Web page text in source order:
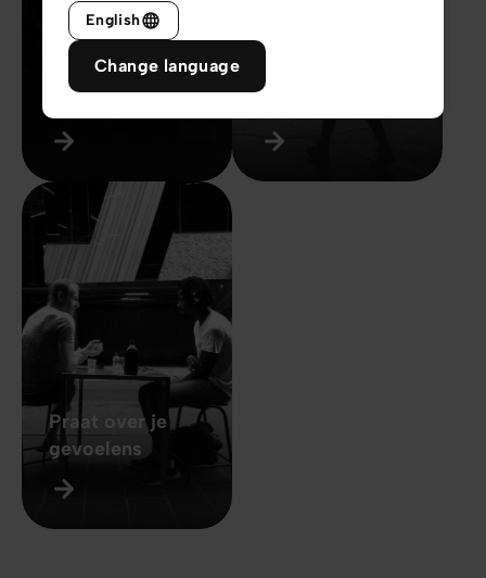
Ik zocht een
uitweg uit het
Wat te doen bij
Praat over je
gevoelens
English
Change language